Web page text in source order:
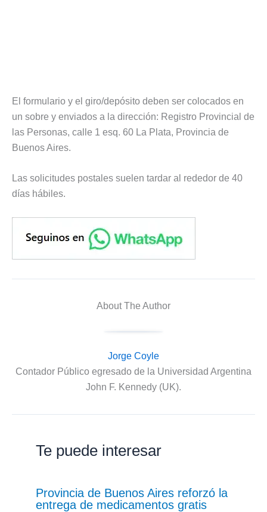
El formulario y el giro/depósito deben ser colocados en
un sobre y enviados a la dirección: Registro Provincial de
las Personas, calle 1 esq. 60 La Plata, Provincia de
Buenos Aires.
Las solicitudes postales suelen tardar al rededor de 40
días hábiles.
About The Author
Jorge Coyle
Contador Público egresado de la Universidad Argentina
John F. Kennedy (UK).
Te puede interesar
Provincia de Buenos Aires reforzó la
entrega de medicamentos gratis